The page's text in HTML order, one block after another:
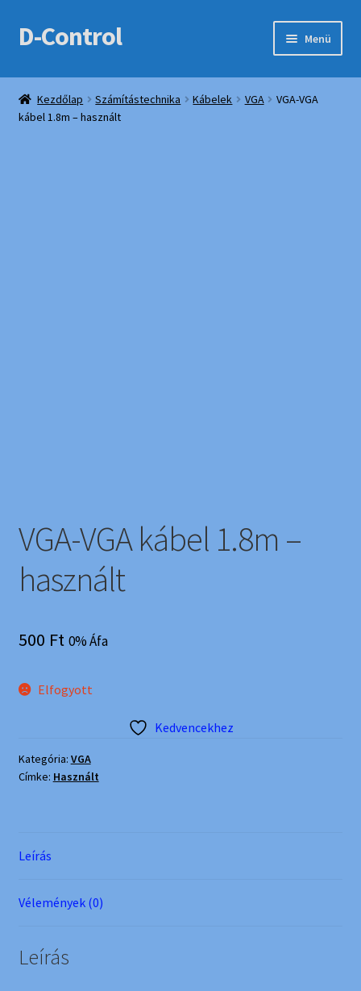
Ugrás
a
Kilépés
a
D-Control Menü
Webshop
Bemutatkozás
Kezdőlap Számítástechnika Kábelek VGA
VGA-VGA
kábel 1.8m – használt
VGA-VGA kábel 1.8m –
használt
500 Ft 0% Áfa
Elfogyott
Kedvencekhez
Kategória: VGA
Címke: Használt
Leírás
Vélemények (0)
Leírás